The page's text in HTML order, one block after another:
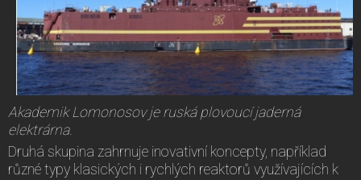
Akademik Lomonosov je ruská plovoucí jaderná
elektrárna.
Druhá skupina zahrnuje inovativní koncepty, například
různé typy klasických i rychlých reaktorů využívajících k